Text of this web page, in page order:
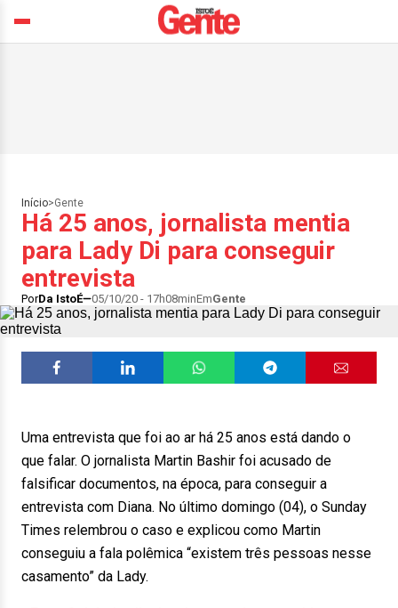
Início>Gente
Há 25 anos, jornalista mentia
para Lady Di para conseguir
entrevista
PorDa IstoÉ 05/10/20 - 17h08minEmGente
Uma entrevista que foi ao ar há 25 anos está dando o
que falar. O jornalista Martin Bashir foi acusado de
falsificar documentos, na época, para conseguir a
entrevista com Diana. No último domingo (04), o Sunday
Times relembrou o caso e explicou como Martin
conseguiu a fala polêmica “existem três pessoas nesse
casamento” da Lady.